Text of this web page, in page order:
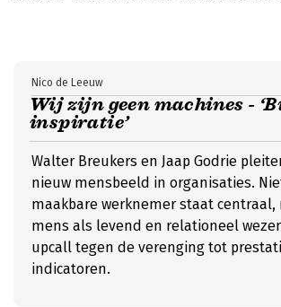
Wij zijn geen machines -
inspiratie’
Nico de Leeuw
Walter Breukers en Jaap Godrie
nieuw mensbeeld in organisaties.
maakbare werknemer staat centraal,
mens als levend en relationeel
upcall tegen de verenging tot
indicatoren.